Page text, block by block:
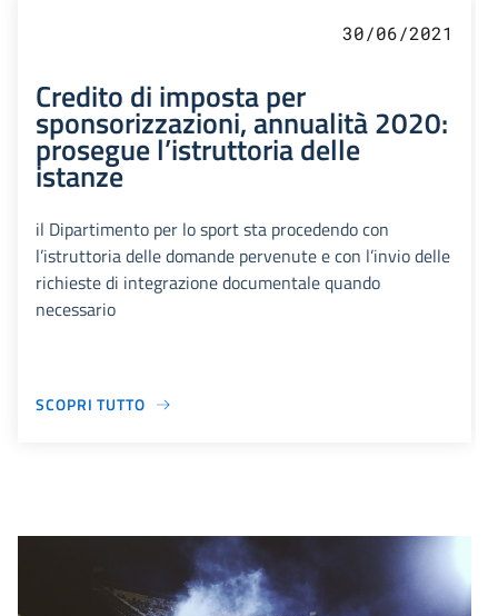
30/06/2021
Credito di imposta per
sponsorizzazioni, annualità 2020:
prosegue l’istruttoria delle
istanze
il Dipartimento per lo sport sta procedendo con
l’istruttoria delle domande pervenute e con l’invio delle
richieste di integrazione documentale quando
necessario
SCOPRI TUTTO